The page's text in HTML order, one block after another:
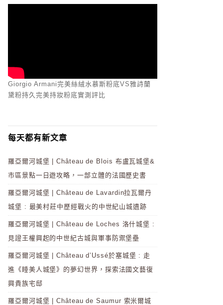
Giorgio Armani完美絲絨水慕斯粉底VS雅詩蘭
黛粉持久完美持妝粉底實測評比
每天都有新文章
羅亞爾河城堡 | Château de Blois 布盧瓦城堡&
市區景點一日遊攻略，一部立體的法國歷史書
羅亞爾河城堡 | Château de Lavardin拉瓦爾丹
城堡 : 最美村莊中歷經戰火的中世紀山城遺跡
羅亞爾河城堡 | Château de Loches 洛什城堡 :
見證王權興起的中世紀古城與軍事防禦堡壘
羅亞爾河城堡 | Château d’Ussé於塞城堡 : 走
進《睡美人城堡》的夢幻世界，探索法國文藝復
興貴族宅邸
羅亞爾河城堡 | Château de Saumur 索米爾城